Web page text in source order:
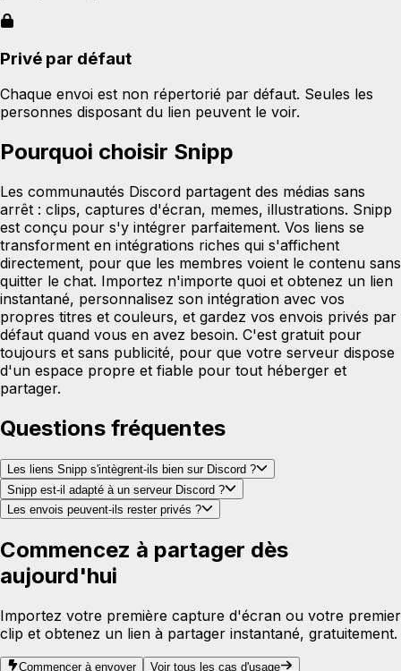
Privé par défaut
Chaque envoi est non répertorié par défaut. Seules les
personnes disposant du lien peuvent le voir.
Pourquoi choisir Snipp
Les communautés Discord partagent des médias sans
arrêt : clips, captures d'écran, memes, illustrations. Snipp
est conçu pour s'y intégrer parfaitement. Vos liens se
transforment en intégrations riches qui s'affichent
directement, pour que les membres voient le contenu sans
quitter le chat. Importez n'importe quoi et obtenez un lien
instantané, personnalisez son intégration avec vos
propres titres et couleurs, et gardez vos envois privés par
défaut quand vous en avez besoin. C'est gratuit pour
toujours et sans publicité, pour que votre serveur dispose
d'un espace propre et fiable pour tout héberger et
partager.
Questions fréquentes
Les liens Snipp s'intègrent-ils bien sur Discord ?
Snipp est-il adapté à un serveur Discord ?
Les envois peuvent-ils rester privés ?
Commencez à partager dès
aujourd'hui
Importez votre première capture d'écran ou votre premier
clip et obtenez un lien à partager instantané, gratuitement.
Commencer à envoyer Voir tous les cas d'usage